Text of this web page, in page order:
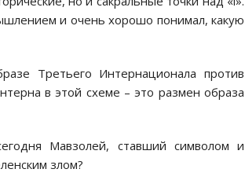
и очень хорошо понимал, какую
Третьего Интернационала против
в этой схеме – это размен образа
Мавзолей, ставший символом и
злом?